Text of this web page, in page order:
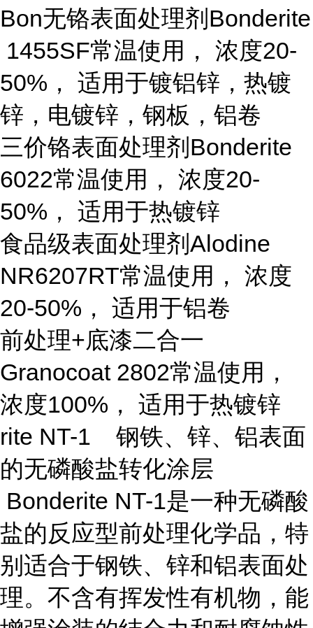
Bon无铬表面处理剂Bonderite
1455SF常温使用， 浓度20-
50%， 适用于镀铝锌，热镀
锌，电镀锌，钢板，铝卷
三价铬表面处理剂Bonderite
6022常温使用， 浓度20-
50%， 适用于热镀锌
食品级表面处理剂Alodine
NR6207RT常温使用， 浓度
20-50%， 适用于铝卷
前处理+底漆二合一
Granocoat 2802常温使用，
浓度100%， 适用于热镀锌
rite NT-1 钢铁、锌、铝表面
的无磷酸盐转化涂层
Bonderite NT-1是一种无磷酸
盐的反应型前处理化学品，特
别适合于钢铁、锌和铝表面处
理。不含有挥发性有机物，能